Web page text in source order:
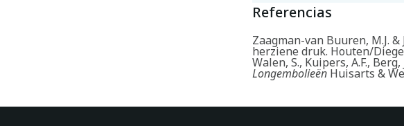
Referencias
Zaagman-van Buuren, M.J. &
herziene druk. Houten/
Walen, S., Kuipers, A.F., Berg,
Longembolieën Huisarts &